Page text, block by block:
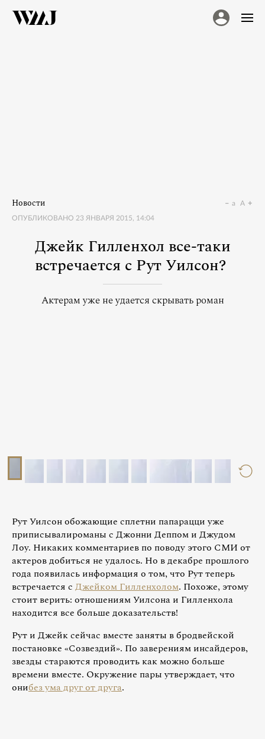
Новости
ОПУБЛИКОВАНО 23 ЯНВАРЯ 2015, 14:04
a A
Джейк Гилленхол все-таки
встречается с Рут Уилсон?
Актерам уже не удается скрывать роман
Рут Уилсон обожающие сплетни папарацци уже
приписывалироманы с Джонни Деппом и Джудом
Лоу. Никаких комментариев по поводу этого СМИ от
актеров добиться не удалось. Но в декабре прошлого
года появилась информация о том, что Рут теперь
встречается с Джейком Гилленхолом. Похоже, этому
стоит верить: отношениям Уилсона и Гилленхола
находится все больше доказательств!
Рут и Джейк сейчас вместе заняты в бродвейской
постановке «Созвездий». По заверениям инсайдеров,
звезды стараются проводить как можно больше
времени вместе. Окружение пары утверждает, что
онибез ума друг от друга.